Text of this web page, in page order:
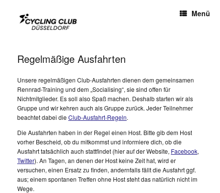
Menü
Regelmäßige Ausfahrten
Unsere regelmäßigen Club-Ausfahrten dienen dem gemeinsamen
Rennrad-Training und dem „Socialising“, sie sind offen für
Nichtmitglieder. Es soll also Spaß machen. Deshalb starten wir als
Gruppe und wir kehren auch als Gruppe zurück. Jeder Teilnehmer
beachtet dabei die Club-Ausfahrt-Regeln.
Die Ausfahrten haben in der Regel einen Host. Bitte gib dem Host
vorher Bescheid, ob du mitkommst und informiere dich, ob die
Ausfahrt tatsächlich auch stattfindet (hier auf der Website, Facebook,
Twitter). An Tagen, an denen der Host keine Zeit hat, wird er
versuchen, einen Ersatz zu finden, andernfalls fällt die Ausfahrt ggf.
aus; einem spontanen Treffen ohne Host steht das natürlich nicht im
Wege.